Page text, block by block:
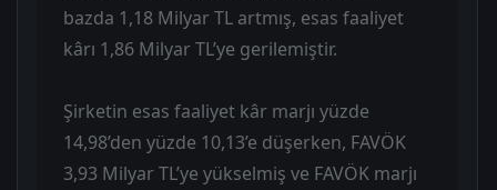
bazda 1,18 Milyar TL artmış, esas faaliyet
kârı 1,86 Milyar TL’ye gerilemiştir.
Şirketin esas faaliyet kâr marjı yüzde
14,98’den yüzde 10,13’e düşerken, FAVÖK
3,93 Milyar TL’ye yükselmiş ve FAVÖK marjı